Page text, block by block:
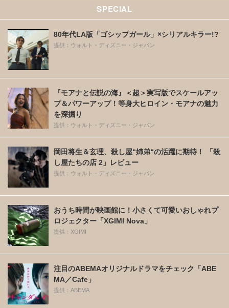
SPECIAL
80年代LA版「ゴシップガール」×シリアルキラー!?
提供：ウォルト・ディズニー・ジャパン
『モアナと伝説の海』＜超＞実写版でスケールアッ
プ＆パワーアップ！等身大ヒロイン・モアナの魅力
を深掘り
提供：ウォルト・ディズニー・ジャパン
岡田将生＆玄理、殺し屋“姉弟“の活躍に期待！ 「殺
し屋たちの店 2」レビュー
提供：ウォルト・ディズニー・ジャパン
おうち時間が映画館に！小さくて可愛いおしゃれプ
ロジェクター「XGIMI Nova」
提供：XGIMI
注目のABEMAオリジナルドラマをチェック「ABE
MA／Cafe」
提供：ABEMA